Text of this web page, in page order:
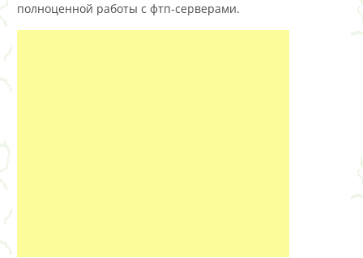
полноценной работы с фтп-серверами.